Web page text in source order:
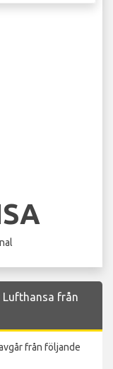
från
från följande